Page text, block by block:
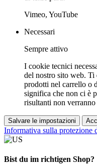
Vimeo, YouTube
Necessari
Sempre attivo
I cookie tecnici
del nostro sito web. Ti
prodotti nel carrello o
significa che non ci è
risultanti non verranno
Salvare le impostazioni
Informativa sulla protezione
Bist du im richtigen Shop?